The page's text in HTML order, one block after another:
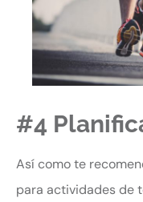
#4
Así como te
para actividades de